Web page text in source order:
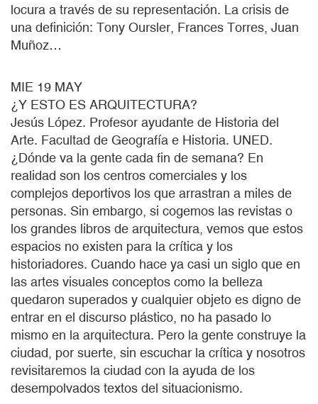
locura a través de su representación. La crisis de
una definición: Tony Oursler, Frances Torres, Juan
Muñoz…
MIE 19 MAY
¿Y ESTO ES ARQUITECTURA?
Jesús López. Profesor ayudante de Historia del
Arte. Facultad de Geografía e Historia. UNED.
¿Dónde va la gente cada fin de semana? En
realidad son los centros comerciales y los
complejos deportivos los que arrastran a miles de
personas. Sin embargo, si cogemos las revistas o
los grandes libros de arquitectura, vemos que estos
espacios no existen para la crítica y los
historiadores. Cuando hace ya casi un siglo que en
las artes visuales conceptos como la belleza
quedaron superados y cualquier objeto es digno de
entrar en el discurso plástico, no ha pasado lo
mismo en la arquitectura. Pero la gente construye la
ciudad, por suerte, sin escuchar la crítica y nosotros
revisitaremos la ciudad con la ayuda de los
desempolvados textos del situacionismo.